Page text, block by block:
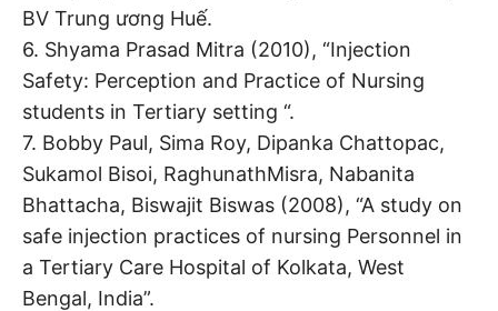
BV Trung ương Huế.
6. Shyama Prasad Mitra (2010), “Injection
Safety: Perception and Practice of Nursing
students in Tertiary setting “.
7. Bobby Paul, Sima Roy, Dipanka Chattopac,
Sukamol Bisoi, RaghunathMisra, Nabanita
Bhattacha, Biswajit Biswas (2008), “A study on
safe injection practices of nursing Personnel in
a Tertiary Care Hospital of Kolkata, West
Bengal, India”.